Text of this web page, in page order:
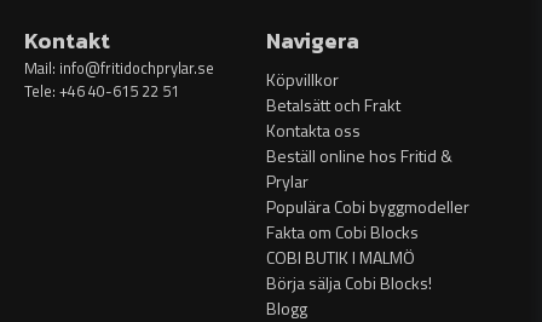
Kontakt
Mail: info@fritidochprylar.se
Tele: +46 40-615 22 51
Navigera
Köpvillkor
Betalsätt och Frakt
Kontakta oss
Beställ online hos Fritid &
Prylar
Populära Cobi byggmodeller
Fakta om Cobi Blocks
COBI BUTIK I MALMÖ
Börja sälja Cobi Blocks!
Blogg